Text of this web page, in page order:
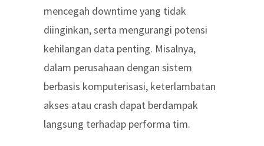
mencegah downtime yang tidak
diinginkan, serta mengurangi potensi
kehilangan data penting. Misalnya,
dalam perusahaan dengan sistem
berbasis komputerisasi, keterlambatan
akses atau crash dapat berdampak
langsung terhadap performa tim.